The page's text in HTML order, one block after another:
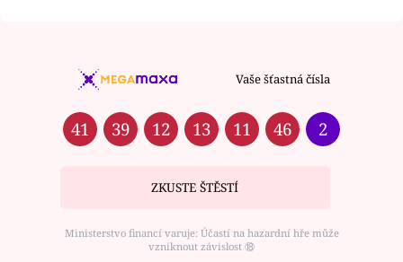
Vaše šťastná čísla
41 39 12 13 11 46 2
ZKUSTE ŠTĚSTÍ
Ministerstvo financí varuje: Účastí na hazardní hře může
vzniknout závislost ⑱